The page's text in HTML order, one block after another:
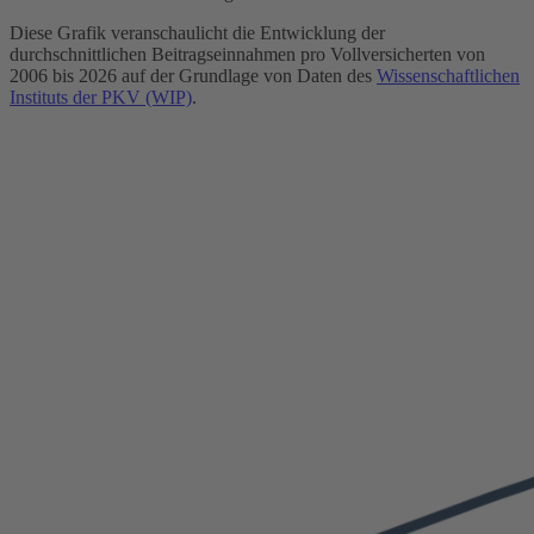
Diese Grafik veranschaulicht die Entwicklung der
durchschnittlichen Beitragseinnahmen pro Vollversicherten von
2006 bis 2026 auf der Grundlage von Daten des Wissenschaftlichen
Instituts der PKV (WIP).